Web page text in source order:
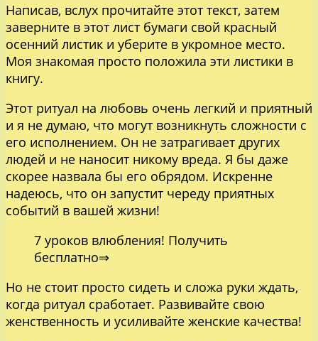
Написав, вслух прочитайте этот текст, затем
заверните в этот лист бумаги свой красный
осенний листик и уберите в укромное место.
Моя знакомая просто положила эти листики в
книгу.
Этот ритуал на любовь очень легкий и приятный
и я не думаю, что могут возникнуть сложности с
его исполнением. Он не затрагивает других
людей и не наносит никому вреда. Я бы даже
скорее назвала бы его обрядом. Искренне
надеюсь, что он запустит череду приятных
событий в вашей жизни!
7 уроков влюбления! Получить
бесплатно⇒
Но не стоит просто сидеть и сложа руки ждать,
когда ритуал сработает. Развивайте свою
женственность и усиливайте женские качества!